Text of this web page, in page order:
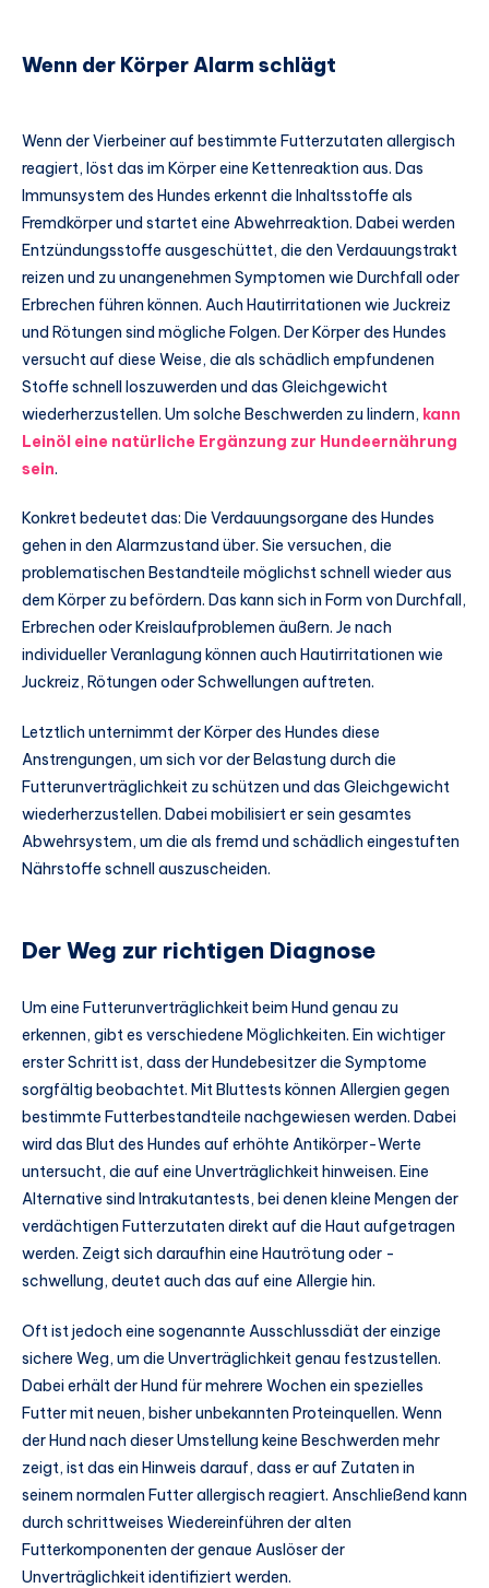
Wenn der Körper Alarm schlägt
Wenn der Vierbeiner auf bestimmte Futterzutaten allergisch
reagiert, löst das im Körper eine Kettenreaktion aus. Das
Immunsystem des Hundes erkennt die Inhaltsstoffe als
Fremdkörper und startet eine Abwehrreaktion. Dabei werden
Entzündungsstoffe ausgeschüttet, die den Verdauungstrakt
reizen und zu unangenehmen Symptomen wie Durchfall oder
Erbrechen führen können. Auch Hautirritationen wie Juckreiz
und Rötungen sind mögliche Folgen. Der Körper des Hundes
versucht auf diese Weise, die als schädlich empfundenen
Stoffe schnell loszuwerden und das Gleichgewicht
wiederherzustellen. Um solche Beschwerden zu lindern, kann
Leinöl eine natürliche Ergänzung zur Hundeernährung
sein.
Konkret bedeutet das: Die Verdauungsorgane des Hundes
gehen in den Alarmzustand über. Sie versuchen, die
problematischen Bestandteile möglichst schnell wieder aus
dem Körper zu befördern. Das kann sich in Form von Durchfall,
Erbrechen oder Kreislaufproblemen äußern. Je nach
individueller Veranlagung können auch Hautirritationen wie
Juckreiz, Rötungen oder Schwellungen auftreten.
Letztlich unternimmt der Körper des Hundes diese
Anstrengungen, um sich vor der Belastung durch die
Futterunverträglichkeit zu schützen und das Gleichgewicht
wiederherzustellen. Dabei mobilisiert er sein gesamtes
Abwehrsystem, um die als fremd und schädlich eingestuften
Nährstoffe schnell auszuscheiden.
Der Weg zur richtigen Diagnose
Um eine Futterunverträglichkeit beim Hund genau zu
erkennen, gibt es verschiedene Möglichkeiten. Ein wichtiger
erster Schritt ist, dass der Hundebesitzer die Symptome
sorgfältig beobachtet. Mit Bluttests können Allergien gegen
bestimmte Futterbestandteile nachgewiesen werden. Dabei
wird das Blut des Hundes auf erhöhte Antikörper-Werte
untersucht, die auf eine Unverträglichkeit hinweisen. Eine
Alternative sind Intrakutantests, bei denen kleine Mengen der
verdächtigen Futterzutaten direkt auf die Haut aufgetragen
werden. Zeigt sich daraufhin eine Hautrötung oder -
schwellung, deutet auch das auf eine Allergie hin.
Oft ist jedoch eine sogenannte Ausschlussdiät der einzige
sichere Weg, um die Unverträglichkeit genau festzustellen.
Dabei erhält der Hund für mehrere Wochen ein spezielles
Futter mit neuen, bisher unbekannten Proteinquellen. Wenn
der Hund nach dieser Umstellung keine Beschwerden mehr
zeigt, ist das ein Hinweis darauf, dass er auf Zutaten in
seinem normalen Futter allergisch reagiert. Anschließend kann
durch schrittweises Wiedereinführen der alten
Futterkomponenten der genaue Auslöser der
Unverträglichkeit identifiziert werden.